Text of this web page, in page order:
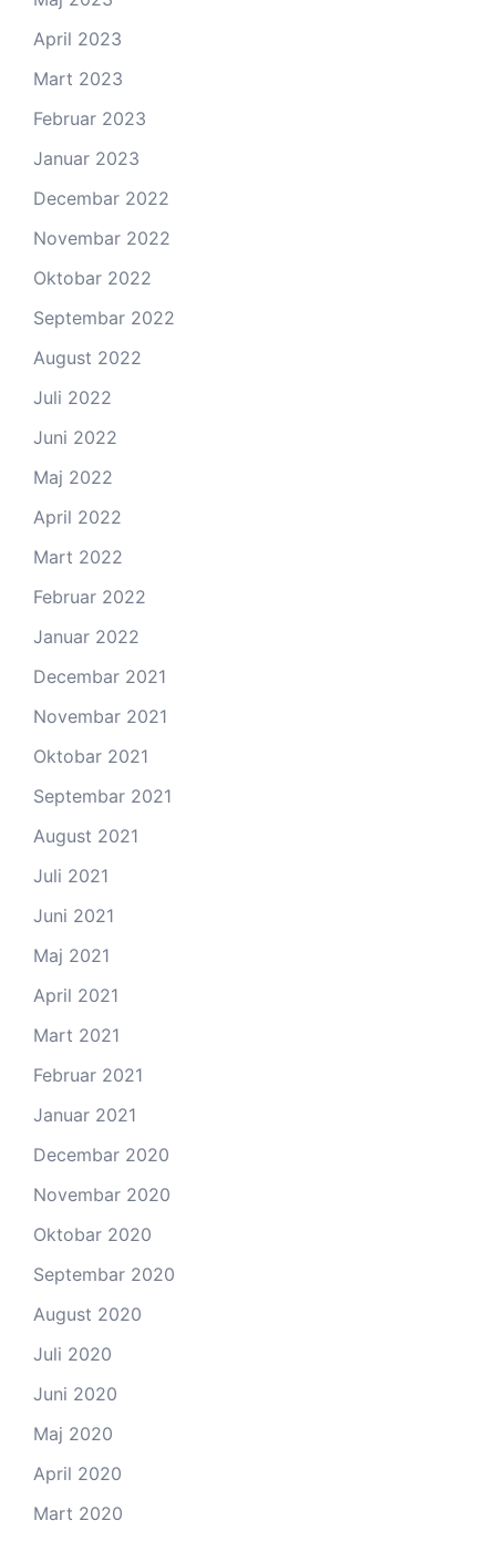
April 2023
Mart 2023
Februar 2023
Januar 2023
Decembar 2022
Novembar 2022
Oktobar 2022
Septembar 2022
August 2022
Juli 2022
Juni 2022
Maj 2022
April 2022
Mart 2022
Februar 2022
Januar 2022
Decembar 2021
Novembar 2021
Oktobar 2021
Septembar 2021
August 2021
Juli 2021
Juni 2021
Maj 2021
April 2021
Mart 2021
Februar 2021
Januar 2021
Decembar 2020
Novembar 2020
Oktobar 2020
Septembar 2020
August 2020
Juli 2020
Juni 2020
Maj 2020
April 2020
Mart 2020